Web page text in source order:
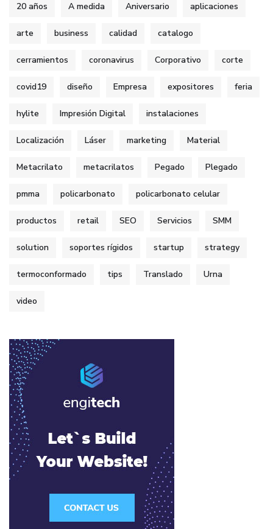
20 años A medida Aniversario aplicaciones
arte business calidad catalogo
cerramientos coronavirus Corporativo corte
covid19 diseño Empresa expositores feria
hylite Impresión Digital instalaciones
Localización Láser marketing Material
Metacrilato metacrilatos Pegado Plegado
pmma policarbonato policarbonato celular
productos retail SEO Servicios SMM
solution soportes rígidos startup strategy
termoconformado tips Translado Urna
video